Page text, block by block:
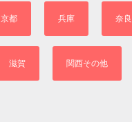
京都 兵庫 奈良
滋賀 関西その他